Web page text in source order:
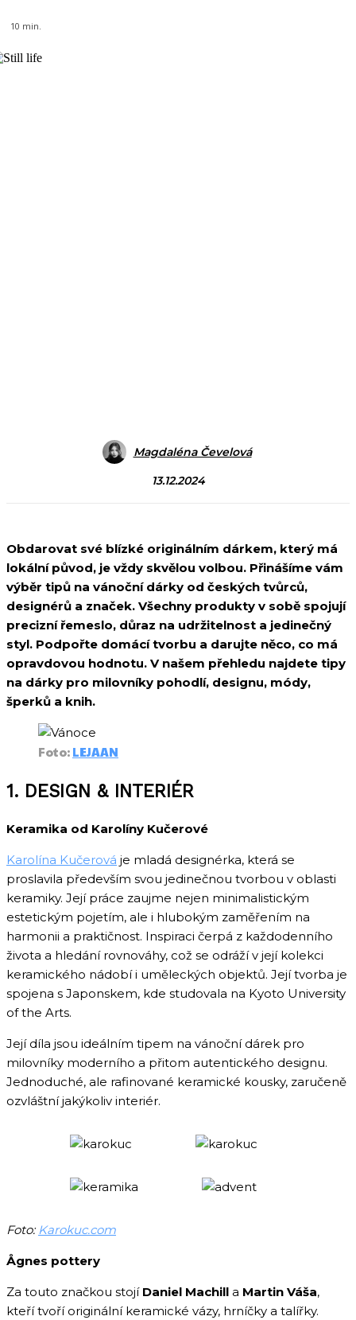
10 min.
Magdaléna Čevelová
13.12.2024
Obdarovat své blízké originálním dárkem, který má
lokální původ, je vždy skvělou volbou. Přinášíme vám
výběr tipů na vánoční dárky od českých tvůrců,
designérů a značek. Všechny produkty v sobě spojují
precizní řemeslo, důraz na udržitelnost a jedinečný
styl. Podpořte domácí tvorbu a darujte něco, co má
opravdovou hodnotu. V našem přehledu najdete tipy
na dárky pro milovníky pohodlí, designu, módy,
šperků a knih.
Foto:LEJAAN
1. DESIGN & INTERIÉR
Keramika od Karolíny Kučerové
Karolína Kučerová je mladá designérka, která se
proslavila především svou jedinečnou tvorbou v oblasti
keramiky. Její práce zaujme nejen minimalistickým
estetickým pojetím, ale i hlubokým zaměřením na
harmonii a praktičnost. Inspiraci čerpá z každodenního
života a hledání rovnováhy, což se odráží v její kolekci
keramického nádobí i uměleckých objektů. Její tvorba je
spojena s Japonskem, kde studovala na Kyoto University
of the Arts.
Její díla jsou ideálním tipem na vánoční dárek pro
milovníky moderního a přitom autentického designu.
Jednoduché, ale rafinované keramické kousky, zaručeně
ozvláštní jakýkoliv interiér.
Foto:Karokuc.com
Ågnes pottery
Za touto značkou stojí Daniel Machill a Martin Váša,
kteří tvoří originální keramické vázy, hrníčky a talířky.